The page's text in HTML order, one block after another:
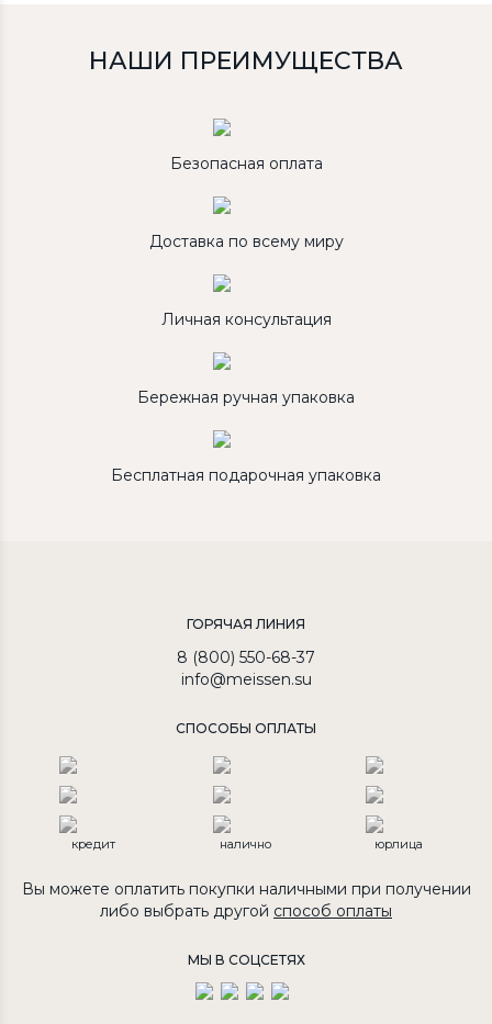
НАШИ ПРЕИМУЩЕСТВА
Безопасная оплата
Доставка по всему миру
Личная консультация
Бережная ручная упаковка
Бесплатная подарочная упаковка
ГОРЯЧАЯ ЛИНИЯ
8 (800) 550-68-37
info@meissen.su
СПОСОБЫ ОПЛАТЫ
кредит налично юрлица
Вы можете оплатить покупки наличными при получении
либо выбрать другой способ оплаты
МЫ В СОЦСЕТЯХ